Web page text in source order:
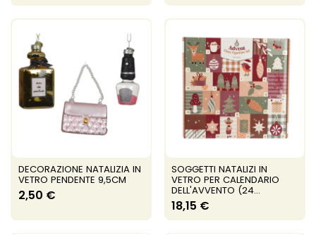
DECORAZIONE NATALIZIA IN
VETRO PENDENTE 9,5CM
2,50 €
SOGGETTI NATALIZI IN
VETRO PER CALENDARIO
DELL'AVVENTO (24...
18,15 €